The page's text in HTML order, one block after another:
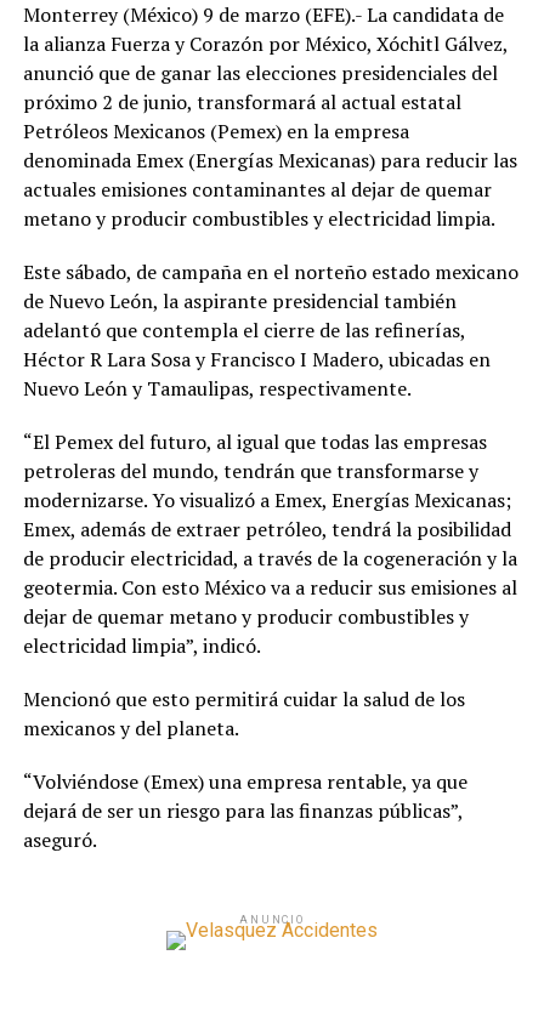
Monterrey (México) 9 de marzo (EFE).- La candidata de
la alianza Fuerza y Corazón por México, Xóchitl Gálvez,
anunció que de ganar las elecciones presidenciales del
próximo 2 de junio, transformará al actual estatal
Petróleos Mexicanos (Pemex) en la empresa
denominada Emex (Energías Mexicanas) para reducir las
actuales emisiones contaminantes al dejar de quemar
metano y producir combustibles y electricidad limpia.
Este sábado, de campaña en el norteño estado mexicano
de Nuevo León, la aspirante presidencial también
adelantó que contempla el cierre de las refinerías,
Héctor R Lara Sosa y Francisco I Madero, ubicadas en
Nuevo León y Tamaulipas, respectivamente.
“El Pemex del futuro, al igual que todas las empresas
petroleras del mundo, tendrán que transformarse y
modernizarse. Yo visualizó a Emex, Energías Mexicanas;
Emex, además de extraer petróleo, tendrá la posibilidad
de producir electricidad, a través de la cogeneración y la
geotermia. Con esto México va a reducir sus emisiones al
dejar de quemar metano y producir combustibles y
electricidad limpia”, indicó.
Mencionó que esto permitirá cuidar la salud de los
mexicanos y del planeta.
“Volviéndose (Emex) una empresa rentable, ya que
dejará de ser un riesgo para las finanzas públicas”,
aseguró.
ANUNCIO